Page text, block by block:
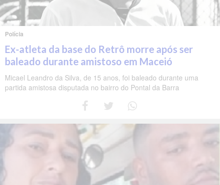
Polícia
Ex-atleta da base do Retrô morre após ser
baleado durante amistoso em Maceió
Micael Leandro da Silva, de 15 anos, foi baleado durante uma
partida amistosa disputada no bairro do Pontal da Barra